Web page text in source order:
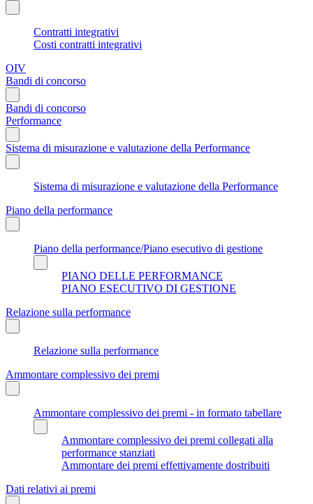
Contratti integrativi
Costi contratti integrativi
OIV
Bandi di concorso
Bandi di concorso
Performance
Sistema di misurazione e valutazione della Performance
Sistema di misurazione e valutazione della Performance
Piano della performance
Piano della performance/Piano esecutivo di gestione
PIANO DELLE PERFORMANCE
PIANO ESECUTIVO DI GESTIONE
Relazione sulla performance
Relazione sulla performance
Ammontare complessivo dei premi
Ammontare complessivo dei premi - in formato tabellare
Ammontare complessivo dei premi collegati alla
performance stanziati
Ammontare dei premi effettivamente dostribuiti
Dati relativi ai premi